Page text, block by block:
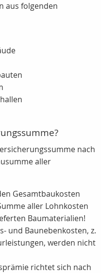
aus folgenden
nach
aller
Gesamtbaukosten
aller Lohnkosten
Baumaterialien!
und Baunebenkosten, z.
werden nicht
richtet sich nach